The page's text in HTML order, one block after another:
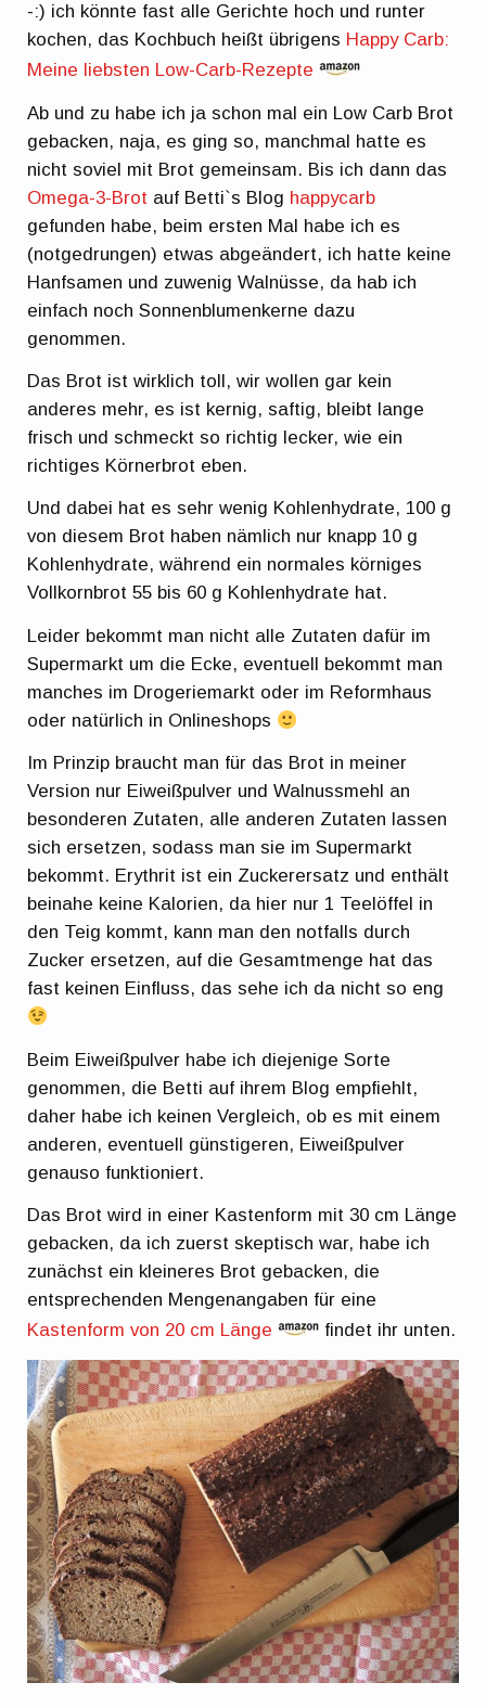
-:) ich könnte fast alle Gerichte hoch und runter
kochen, das Kochbuch heißt übrigens Happy Carb:
Meine liebsten Low-Carb-Rezepte
Ab und zu habe ich ja schon mal ein Low Carb Brot
gebacken, naja, es ging so, manchmal hatte es
nicht soviel mit Brot gemeinsam. Bis ich dann das
Omega-3-Brot auf Betti`s Blog happycarb
gefunden habe, beim ersten Mal habe ich es
(notgedrungen) etwas abgeändert, ich hatte keine
Hanfsamen und zuwenig Walnüsse, da hab ich
einfach noch Sonnenblumenkerne dazu
genommen.
Das Brot ist wirklich toll, wir wollen gar kein
anderes mehr, es ist kernig, saftig, bleibt lange
frisch und schmeckt so richtig lecker, wie ein
richtiges Körnerbrot eben.
Und dabei hat es sehr wenig Kohlenhydrate, 100 g
von diesem Brot haben nämlich nur knapp 10 g
Kohlenhydrate, während ein normales körniges
Vollkornbrot 55 bis 60 g Kohlenhydrate hat.
Leider bekommt man nicht alle Zutaten dafür im
Supermarkt um die Ecke, eventuell bekommt man
manches im Drogeriemarkt oder im Reformhaus
oder natürlich in Onlineshops
Im Prinzip braucht man für das Brot in meiner
Version nur Eiweißpulver und Walnussmehl an
besonderen Zutaten, alle anderen Zutaten lassen
sich ersetzen, sodass man sie im Supermarkt
bekommt. Erythrit ist ein Zuckerersatz und enthält
beinahe keine Kalorien, da hier nur 1 Teelöffel in
den Teig kommt, kann man den notfalls durch
Zucker ersetzen, auf die Gesamtmenge hat das
fast keinen Einfluss, das sehe ich da nicht so eng
Beim Eiweißpulver habe ich diejenige Sorte
genommen, die Betti auf ihrem Blog empfiehlt,
daher habe ich keinen Vergleich, ob es mit einem
anderen, eventuell günstigeren, Eiweißpulver
genauso funktioniert.
Das Brot wird in einer Kastenform mit 30 cm Länge
gebacken, da ich zuerst skeptisch war, habe ich
zunächst ein kleineres Brot gebacken, die
entsprechenden Mengenangaben für eine
Kastenform von 20 cm Länge
findet ihr unten.